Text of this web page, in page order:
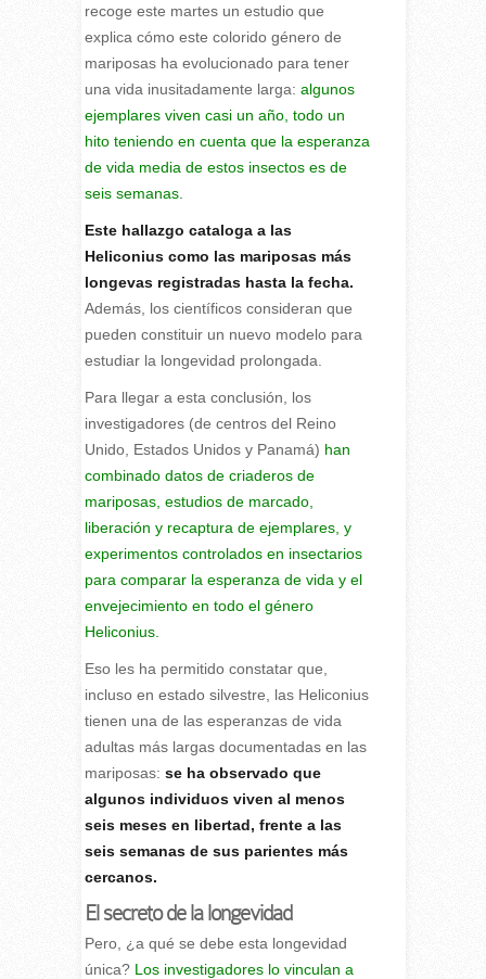
recoge este martes un estudio que
explica cómo este colorido género de
mariposas ha evolucionado para tener
una vida inusitadamente larga: algunos
ejemplares viven casi un año, todo un
hito teniendo en cuenta que la esperanza
de vida media de estos insectos es de
seis semanas.
Este hallazgo cataloga a las
Heliconius como las mariposas más
longevas registradas hasta la fecha.
Además, los científicos consideran que
pueden constituir un nuevo modelo para
estudiar la longevidad prolongada.
Para llegar a esta conclusión, los
investigadores (de centros del Reino
Unido, Estados Unidos y Panamá) han
combinado datos de criaderos de
mariposas, estudios de marcado,
liberación y recaptura de ejemplares, y
experimentos controlados en insectarios
para comparar la esperanza de vida y el
envejecimiento en todo el género
Heliconius.
Eso les ha permitido constatar que,
incluso en estado silvestre, las Heliconius
tienen una de las esperanzas de vida
adultas más largas documentadas en las
mariposas: se ha observado que
algunos individuos viven al menos
seis meses en libertad, frente a las
seis semanas de sus parientes más
cercanos.
El secreto de la longevidad
Pero, ¿a qué se debe esta longevidad
única? Los investigadores lo vinculan a